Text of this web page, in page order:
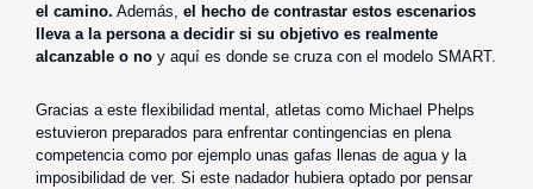
el camino. Además, el hecho de contrastar estos escenarios
lleva a la persona a decidir si su objetivo es realmente
alcanzable o no y aquí es donde se cruza con el modelo SMART.
Gracias a este flexibilidad mental, atletas como Michael Phelps
estuvieron preparados para enfrentar contingencias en plena
competencia como por ejemplo unas gafas llenas de agua y la
imposibilidad de ver. Si este nadador hubiera optado por pensar